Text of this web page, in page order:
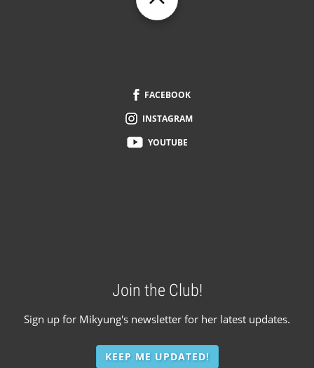
FACEBOOK
INSTAGRAM
YOUTUBE
Join the Club!
Sign up for Mikyung's newsletter for her latest updates.
KEEP ME UPDATED!